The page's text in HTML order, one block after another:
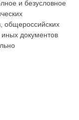
и безусловное
общероссийских
документов